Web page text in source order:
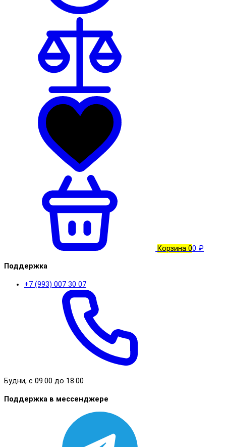
Корзина 00 ₽
Поддержка
+7 (993) 007 30 07
Будни, с 09.00 до 18.00
Поддержка в мессенджере